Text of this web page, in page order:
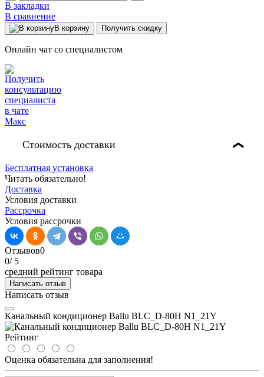
В закладки
В сравнение
В корзину Получить скидку
Онлайн чат со специалистом
Стоимость доставки ❯
Бесплатная установка
Читать обязательно!
Доставка
Условия доставки
Рассрочка
Условия рассрочки
Отзывов0
0/ 5
средний рейтинг товара
Написать отзыв
Написать отзыв
Канальный кондиционер Ballu BLC_D-80H N1_21Y
Рейтинг
Оценка обязательна для заполнения!